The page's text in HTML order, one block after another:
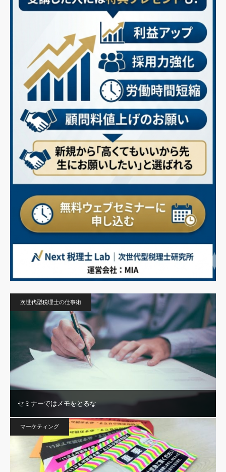
次世代型税理士の仕事術
セミナーではメモをとるな
マーケティング